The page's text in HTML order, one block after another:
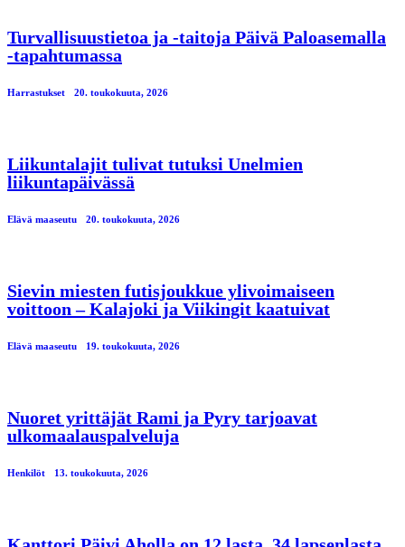
Turvallisuustietoa ja -taitoja Päivä Paloasemalla
-tapahtumassa
Harrastukset 20. toukokuuta, 2026
Liikuntalajit tulivat tutuksi Unelmien
liikuntapäivässä
Elävä maaseutu 20. toukokuuta, 2026
Sievin miesten futisjoukkue ylivoimaiseen
voittoon – Kalajoki ja Viikingit kaatuivat
Elävä maaseutu 19. toukokuuta, 2026
Nuoret yrittäjät Rami ja Pyry tarjoavat
ulkomaalauspalveluja
Henkilöt 13. toukokuuta, 2026